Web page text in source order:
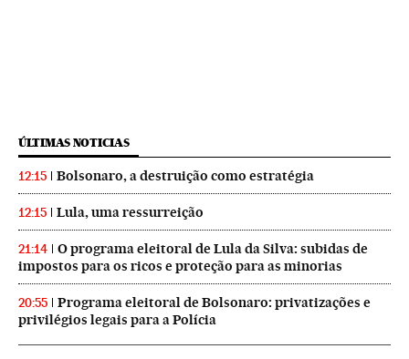
ÚLTIMAS NOTICIAS
12:15 Bolsonaro, a destruição como estratégia
12:15 Lula, uma ressurreição
21:14
O programa eleitoral de Lula da Silva: subidas de
impostos para os ricos e proteção para as minorias
20:55
Programa eleitoral de Bolsonaro: privatizações e
privilégios legais para a Polícia